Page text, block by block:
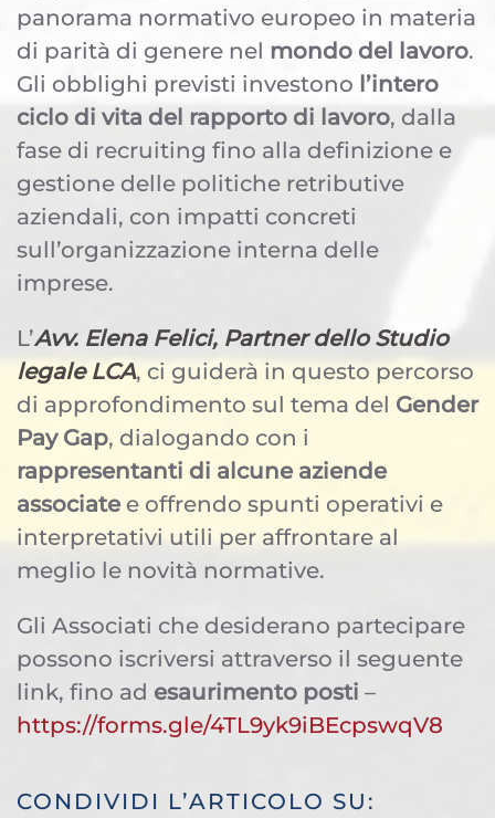
panorama normativo europeo in materia
di parità di genere nel mondo del lavoro.
Gli obblighi previsti investono l’intero
ciclo di vita del rapporto di lavoro, dalla
fase di recruiting fino alla definizione e
gestione delle politiche retributive
aziendali, con impatti concreti
sull’organizzazione interna delle
imprese.
L’Avv. Elena Felici, Partner dello Studio
legale LCA, ci guiderà in questo percorso
di approfondimento sul tema del Gender
Pay Gap, dialogando con i
rappresentanti di alcune aziende
associatee offrendo spunti operativi e
interpretativi utili per affrontare al
meglio le novità normative.
Gli Associati che desiderano partecipare
possono iscriversi attraverso il seguente
link, fino ad esaurimento posti –
https://forms.gle/4TL9yk9iBEcpswqV8
CONDIVIDI L’ARTICOLO SU: